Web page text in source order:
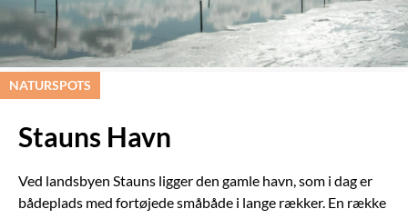
NATURSPOTS
Stauns Havn
Ved landsbyen Stauns ligger den gamle havn, som i dag er
bådeplads med fortøjede småbåde i lange rækker. En række